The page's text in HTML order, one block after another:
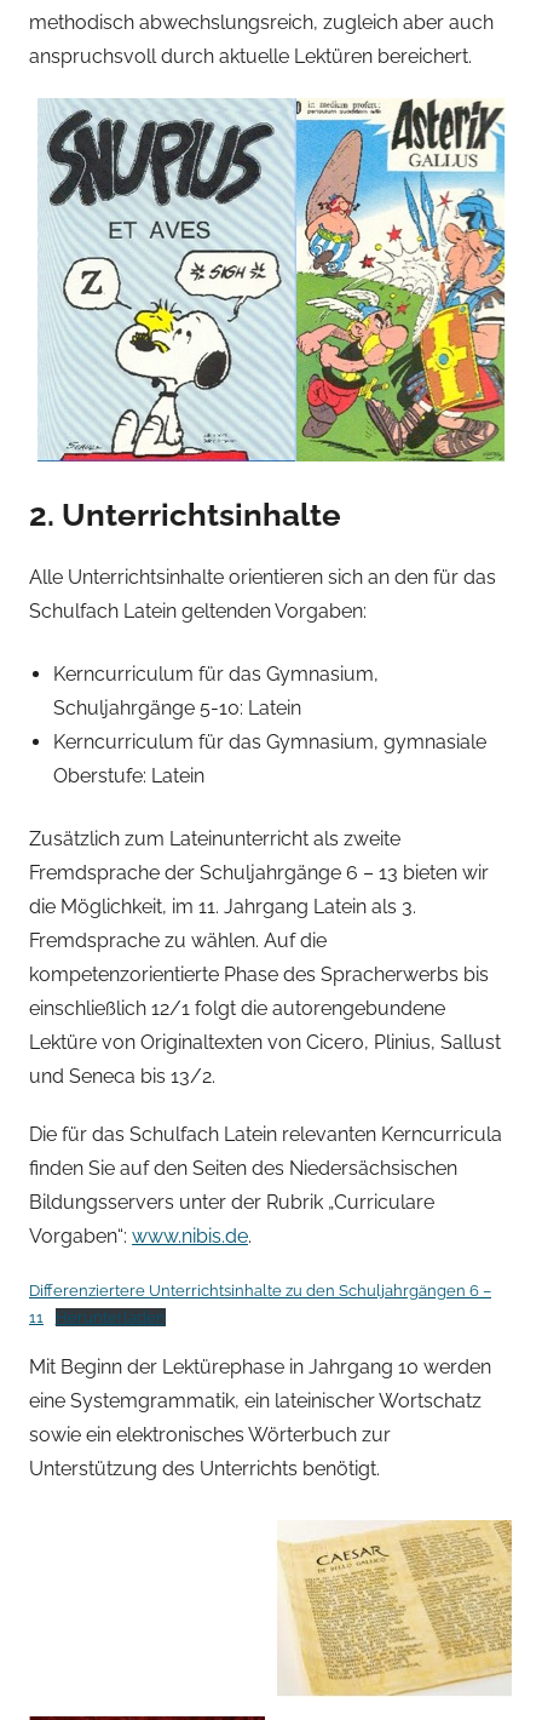
methodisch abwechslungsreich, zugleich aber auch
anspruchsvoll durch aktuelle Lektüren bereichert.
2. Unterrichtsinhalte
Alle Unterrichtsinhalte orientieren sich an den für das
Schulfach Latein geltenden Vorgaben:
Kerncurriculum für das Gymnasium,
Schuljahrgänge 5-10: Latein
Kerncurriculum für das Gymnasium, gymnasiale
Oberstufe: Latein
Zusätzlich zum Lateinunterricht als zweite
Fremdsprache der Schuljahrgänge 6 – 13 bieten wir
die Möglichkeit, im 11. Jahrgang Latein als 3.
Fremdsprache zu wählen. Auf die
kompetenzorientierte Phase des Spracherwerbs bis
einschließlich 12/1 folgt die autorengebundene
Lektüre von Originaltexten von Cicero, Plinius, Sallust
und Seneca bis 13/2.
Die für das Schulfach Latein relevanten Kerncurricula
finden Sie auf den Seiten des Niedersächsischen
Bildungsservers unter der Rubrik „Curriculare
Vorgaben“: www.nibis.de.
Differenziertere Unterrichtsinhalte zu den Schuljahrgängen 6 –
11
Herunterladen
Mit Beginn der Lektürephase in Jahrgang 10 werden
eine Systemgrammatik, ein lateinischer Wortschatz
sowie ein elektronisches Wörterbuch zur
Unterstützung des Unterrichts benötigt.